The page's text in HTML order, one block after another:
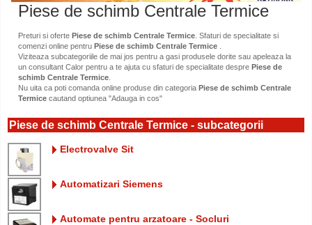
Piese de schimb Centrale Termice
Preturi si oferte Piese de schimb Centrale Termice . Sfaturi de specialitate si
comenzi online pentru Piese de schimb Centrale Termice
Viziteaza subcategoriile de mai jos pentru a gasi produsele dorite sau apeleaza la
un consultant Calor pentru a te ajuta cu sfaturi de specialitate despre Piese de
schimb Centrale Termice
Nu uita ca poti comanda online produse din categoria Piese de schimb Centrale
Termice cautand optiunea "Adauga in cos"
Piese de schimb Centrale Termice - subcategorii
Electrovalve Sit
Automatizari Siemens
Automate pentru arzatoare - Socluri